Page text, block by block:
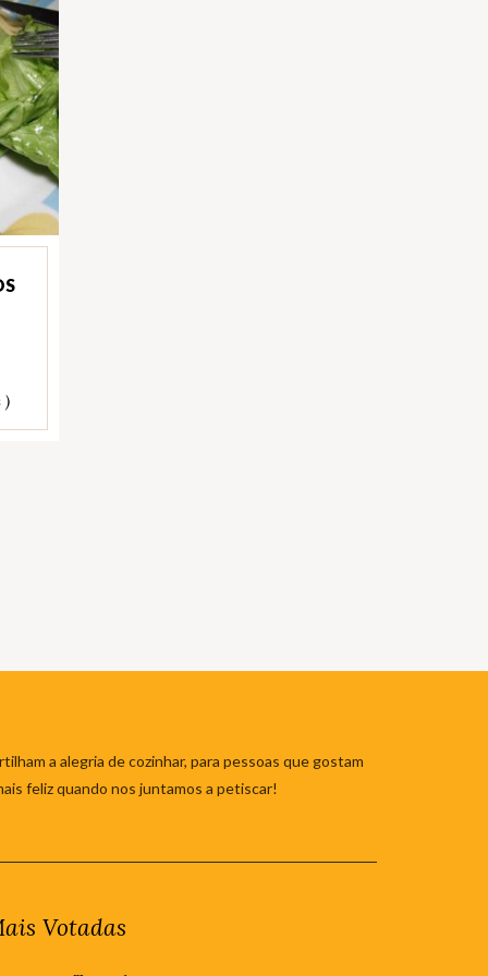
)
a alegria de cozinhar, para pessoas que gostam
feliz quando nos juntamos a petiscar!
Votadas